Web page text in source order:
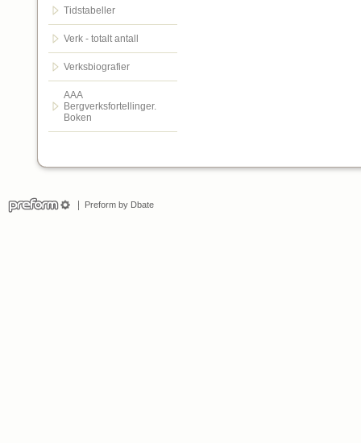
Tidstabeller
Verk - totalt antall
Verksbiografier
AAA
Bergverksfortellinger.
Boken
Preform by Dbate